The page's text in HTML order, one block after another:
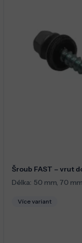
Šroub FAST – vrut
Délka: 50 mm, 70 mm
Více variant